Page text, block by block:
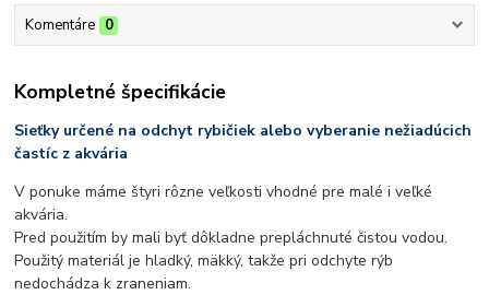
Komentáre 0
Kompletné špecifikácie
Sieťky určené na odchyt rybičiek alebo vyberanie nežiadúcich
častíc z akvária
V ponuke máme štyri rôzne veľkosti vhodné pre malé i veľké
akvária.
Pred použitím by mali byť dôkladne prepláchnuté čistou vodou.
Použitý materiál je hladký, mäkký, takže pri odchyte rýb
nedochádza k zraneniam.